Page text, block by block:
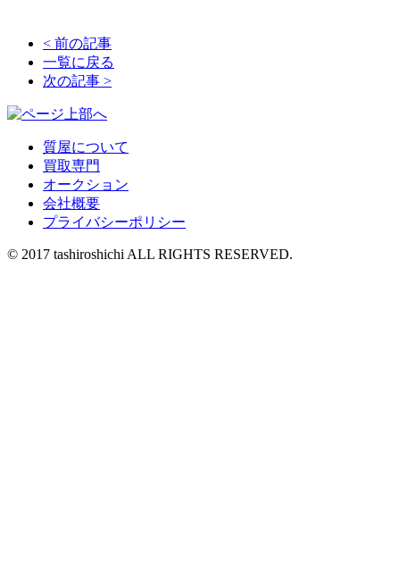
< 前の記事
一覧に戻る
次の記事 >
質屋について
買取専門
オークション
会社概要
プライバシーポリシー
© 2017 tashiroshichi ALL RIGHTS RESERVED.